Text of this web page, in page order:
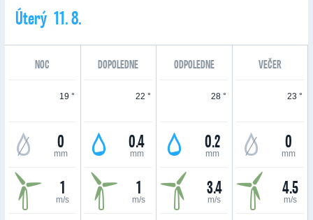
Úterý 11. 8.
NOC DOPOLEDNE ODPOLEDNE VEČER
19 °
0
mm
1
m/s
22 °
0.4
mm
1
m/s
28 °
0.2
mm
3.4
m/s
23 °
0
mm
4.5
m/s